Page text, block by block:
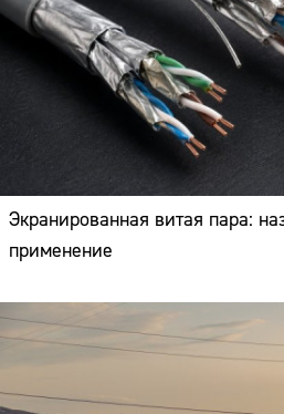
Экранированная витая пара:
применение